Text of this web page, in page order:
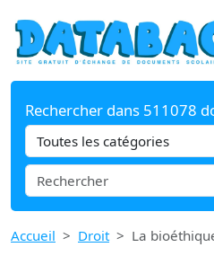
Rechercher dans 511078
Accueil Droit La